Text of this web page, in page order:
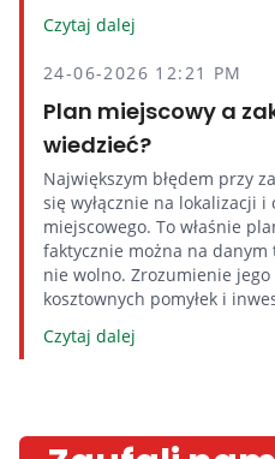
Czytaj dalej
24-06-2026 12:21 PM
Plan miejscowy a
wiedzieć?
Największym błędem przy
się wyłącznie na lokalizacji
miejscowego. To właśnie
faktycznie można na
nie wolno. Zrozumienie
kosztownych pomyłek i
Czytaj dalej